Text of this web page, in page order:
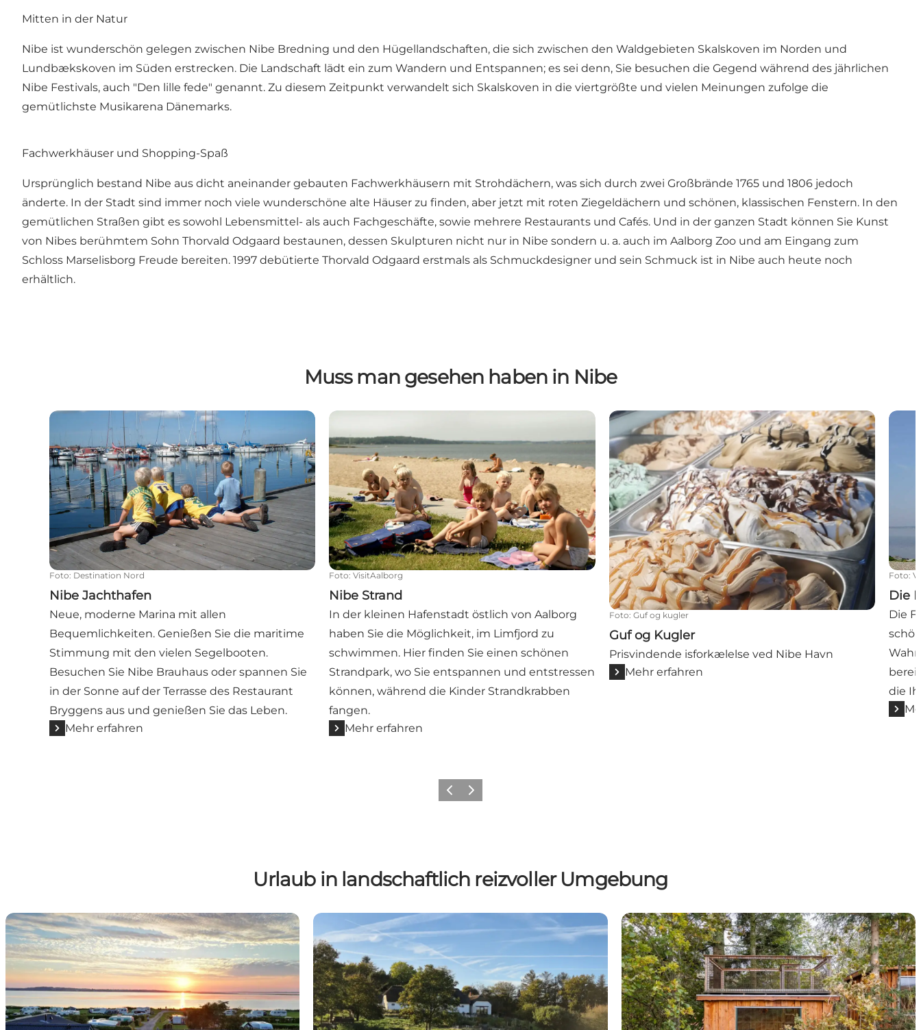
Mitten in der Natur
Nibe ist wunderschön gelegen zwischen Nibe Bredning und den Hügellandschaften, die sich zwischen den Waldgebieten Skalskoven im Norden und
Lundbækskoven im Süden erstrecken. Die Landschaft lädt ein zum Wandern und Entspannen; es sei denn, Sie besuchen die Gegend während des jährlichen
Nibe Festivals, auch "Den lille fede" genannt. Zu diesem Zeitpunkt verwandelt sich Skalskoven in die viertgrößte und vielen Meinungen zufolge die
gemütlichste Musikarena Dänemarks.
Fachwerkhäuser und Shopping-Spaß
Ursprünglich bestand Nibe aus dicht aneinander gebauten Fachwerkhäusern mit Strohdächern, was sich durch zwei Großbrände 1765 und 1806 jedoch
änderte. In der Stadt sind immer noch viele wunderschöne alte Häuser zu finden, aber jetzt mit roten Ziegeldächern und schönen, klassischen Fenstern. In den
gemütlichen Straßen gibt es sowohl Lebensmittel- als auch Fachgeschäfte, sowie mehrere Restaurants und Cafés. Und in der ganzen Stadt können Sie Kunst
von Nibes berühmtem Sohn Thorvald Odgaard bestaunen, dessen Skulpturen nicht nur in Nibe sondern u. a. auch im Aalborg Zoo und am Eingang zum
Schloss Marselisborg Freude bereiten. 1997 debütierte Thorvald Odgaard erstmals als Schmuckdesigner und sein Schmuck ist in Nibe auch heute noch
erhältlich.
Muss man gesehen haben in Nibe
Nibe Jachthafen
Foto: Destination Nord
Nibe Jachthafen
Neue, moderne Marina mit allen
Bequemlichkeiten. Genießen Sie die maritime
Stimmung mit den vielen Segelbooten.
Besuchen Sie Nibe Brauhaus oder spannen Sie
in der Sonne auf der Terrasse des Restaurant
Bryggens aus und genießen Sie das Leben.
Mehr erfahren
Nibe Strand
Foto: VisitAalborg
Nibe Strand
In der kleinen Hafenstadt östlich von Aalborg
haben Sie die Möglichkeit, im Limfjord zu
schwimmen. Hier finden Sie einen schönen
Strandpark, wo Sie entspannen und entstressen
können, während die Kinder Strandkrabben
fangen.
Mehr erfahren
Guf og Kugler
Foto: Guf og kugler
Guf og Kugler
Prisvindende isforkælelse ved Nibe Havn
Mehr erfahren
Die
Foto:
Die
Die
die
ZurückWeiter
Urlaub in landschaftlich reizvoller Umgebung
Nibe Camping Springbakgaard Koppes Mølle Bed & Breakfast